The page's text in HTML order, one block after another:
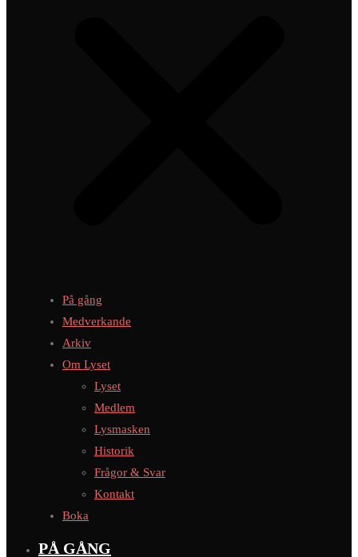
På gång
Medverkande
Arkiv
Om Lyset
Lyset
Medlem
Lysmasken
Historik
Frågor & Svar
Kontakt
Boka
PÅ GÅNG